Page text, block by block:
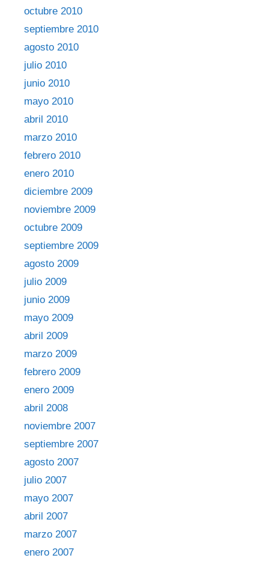
octubre 2010
septiembre 2010
agosto 2010
julio 2010
junio 2010
mayo 2010
abril 2010
marzo 2010
febrero 2010
enero 2010
diciembre 2009
noviembre 2009
octubre 2009
septiembre 2009
agosto 2009
julio 2009
junio 2009
mayo 2009
abril 2009
marzo 2009
febrero 2009
enero 2009
abril 2008
noviembre 2007
septiembre 2007
agosto 2007
julio 2007
mayo 2007
abril 2007
marzo 2007
enero 2007